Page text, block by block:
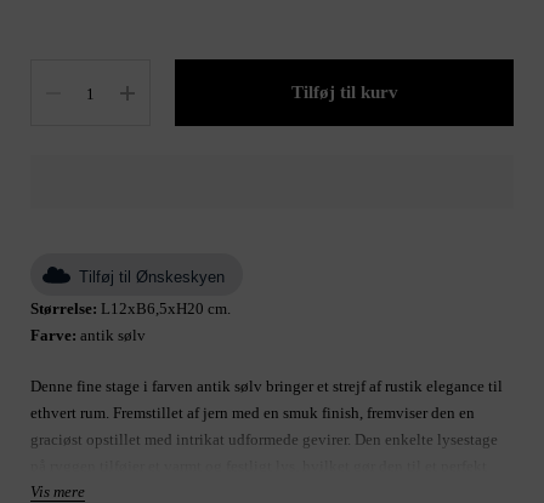
Tilføj til kurv
Tilføj til Ønskeskyen
Størrelse: L12xB6,5xH20 cm.
Farve: antik sølv
Denne fine stage i farven antik sølv bringer et strejf af rustik elegance til
ethvert rum. Fremstillet af jern med en smuk finish, fremviser den en
graciøst opstillet med intrikat udformede gevirer. Den enkelte lysestage
dekorativt element til højtiden eller året rundt. Uanset om den er placeret
Vis mere